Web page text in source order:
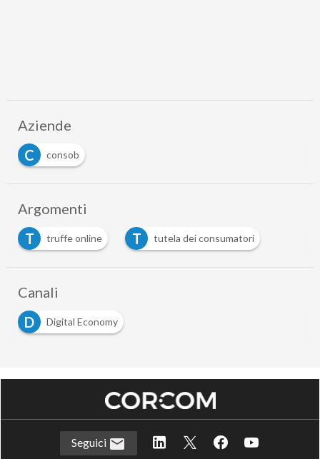
Aziende
C
consob
Argomenti
T
truffe online T tutela dei consumatori
Canali
D
Digital Economy
Seguici